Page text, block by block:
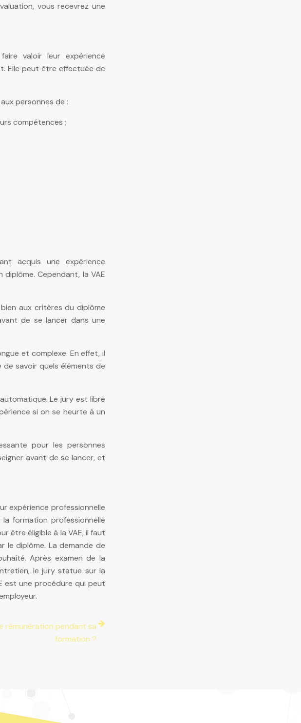
vous recevrez une
valoir leur expérience
Elle peut être effectuée de
personnes de :
compétences ;
acquis une expérience
Cependant, la VAE
aux critères du diplôme
de se lancer dans une
et complexe. En effet, il
savoir quels éléments de
Le jury est libre
si on se heurte à un
pour les personnes
avant de se lancer, et
expérience professionnelle
formation professionnelle
être éligible à la VAE, il faut
le diplôme. La demande de
Après examen de la
le jury statue sur la
est une procédure qui peut
rémunération pendant sa
formation ?